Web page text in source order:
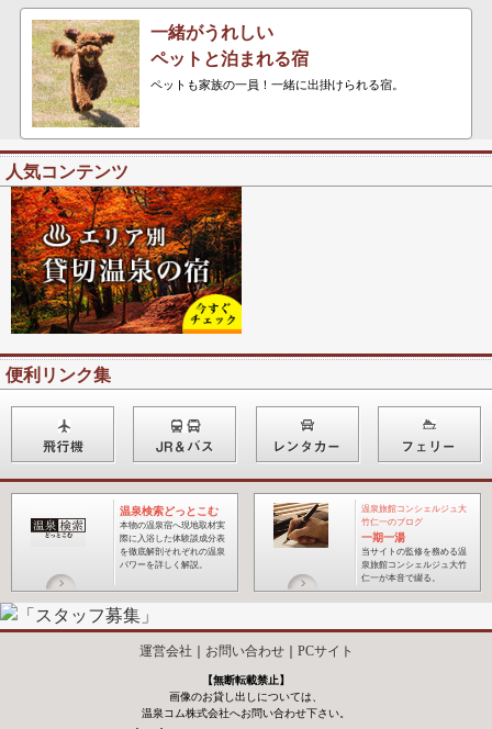
一緒がうれしい
ペットと泊まれる宿
ペットも家族の一員！一緒に出掛けられる宿。
人気コンテンツ
便利リンク集
温泉検索どっとこむ
本物の温泉宿へ現地取材実
際に入浴した体験談成分表
を徹底解剖それぞれの温泉
パワーを詳しく解説。
温泉旅館コンシェルジュ大
竹仁一のブログ
一期一湯
当サイトの監修を務める温
泉旅館コンシェルジュ大竹
仁一が本音で綴る 。
運営会社 ｜ お問い合わせ｜ PCサイト
【無断転載禁止】
画像のお貸し出しについては、
温泉コム株式会社へお問い合わせ下さい。